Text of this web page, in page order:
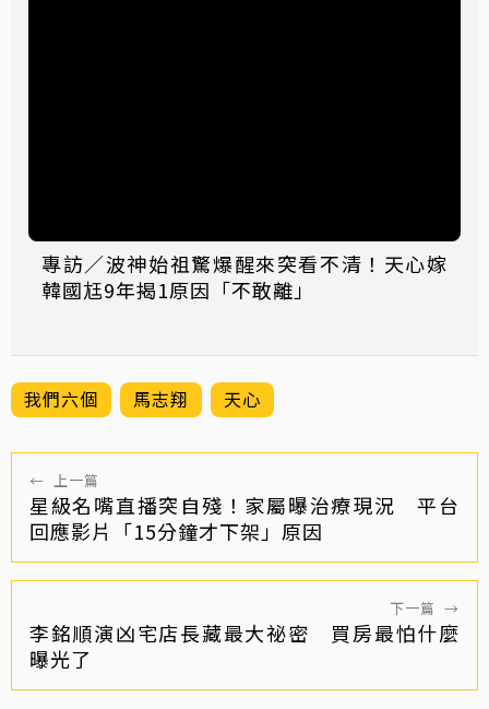
專訪／波神始祖驚爆醒來突看不清！天心嫁
韓國尪9年揭1原因「不敢離」
我們六個 馬志翔 天心
← 上一篇
星級名嘴直播突自殘！家屬曝治療現況 平台
回應影片「15分鐘才下架」原因
下一篇 →
李銘順演凶宅店長藏最大祕密 買房最怕什麼
曝光了